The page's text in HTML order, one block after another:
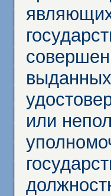
или